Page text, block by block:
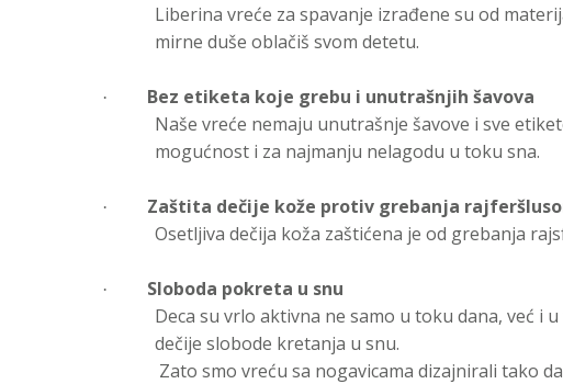
Liberina vreće za spavanje izrađene su od
mirne duše oblačiš svom detetu.
·
Bez etiketa koje grebu i unutrašnjih šavova
Naše vreće nemaju unutrašnje šavove i sve
mogućnost i za najmanju nelagodu u toku sna.
·
Zaštita dečije kože protiv grebanja
Osetljiva dečija koža zaštićena je od grebanja
·
Sloboda pokreta u snu
Deca su vrlo aktivna ne samo u toku dana, već i
dečije slobode kretanja u snu.
Zato smo vreću sa nogavicama dizajnirali tako